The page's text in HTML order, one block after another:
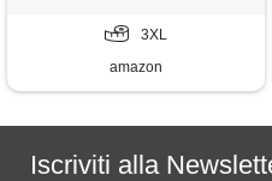
3XL
amazon
Iscriviti alla